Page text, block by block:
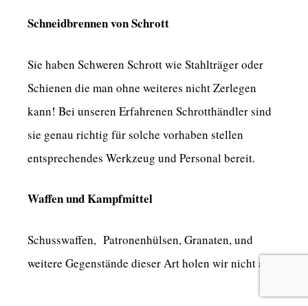
Schneidbrennen von Schrott
Sie haben Schweren Schrott wie Stahlträger oder
Schienen die man ohne weiteres nicht Zerlegen
kann! Bei unseren Erfahrenen Schrotthändler sind
sie genau richtig für solche vorhaben stellen
entsprechendes Werkzeug und Personal bereit.
Waffen und Kampfmittel
Schusswaffen, Patronenhülsen, Granaten, und
weitere Gegenstände dieser Art holen wir nicht ab.